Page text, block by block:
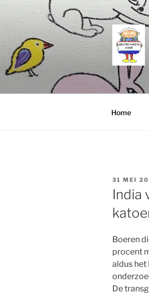
Ga
naar
de
inhoud
Home
OP
31 MEI
India
Boeren
procent
aldus
De